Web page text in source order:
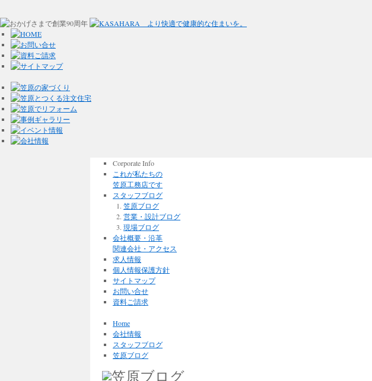
Corporate Info
これが私たちの
笠原工務店です
スタッフブログ
笠原ブログ
営業・設計ブログ
現場ブログ
会社概要・沿革
関連会社・アクセス
求人情報
個人情報保護方針
サイトマップ
お問い合せ
資料ご請求
Home
会社情報
スタッフブログ
笠原ブログ